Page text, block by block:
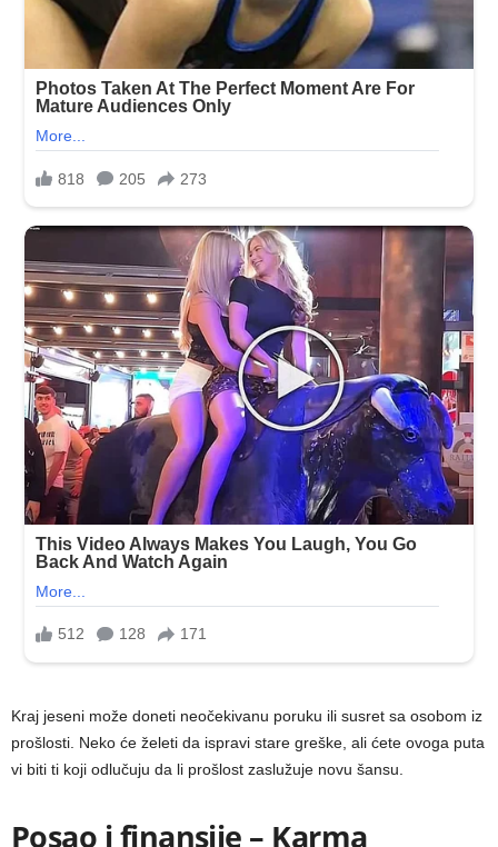
Kraj jeseni može doneti neočekivanu poruku ili susret sa osobom iz
prošlosti. Neko će želeti da ispravi stare greške, ali ćete ovoga puta
vi biti ti koji odlučuju da li prošlost zaslužuje novu šansu.
Posao i finansije – Karma